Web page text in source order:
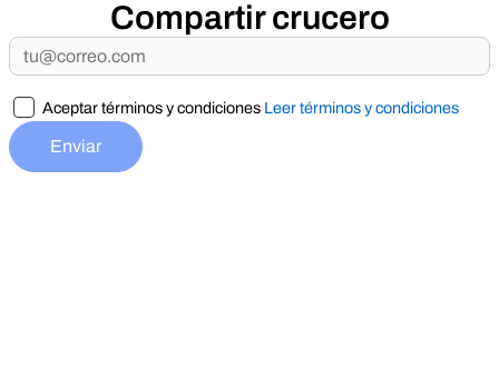
Compartir crucero
Aceptar términos y condiciones Leer términos y condiciones
Enviar